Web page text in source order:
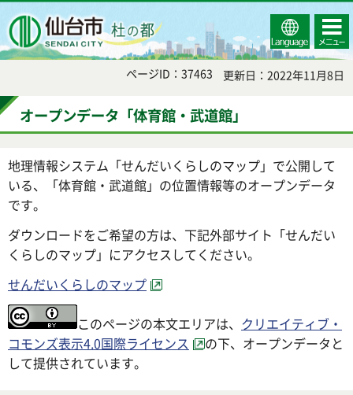
Select
Language
コンテ
ンツメ
ニュー
ページID：37463 更新日：2022年11月8日
オープンデータ「体育館・武道館」
地理情報システム「せんだいくらしのマップ」で公開して
いる、「体育館・武道館」の位置情報等のオープンデータ
です。
ダウンロードをご希望の方は、下記外部サイト「せんだい
くらしのマップ」にアクセスしてください。
せんだいくらしのマップ
このページの本文エリアは、 クリエイティブ・
コモンズ表示4.0国際ライセンス
の下、オープンデータと
して提供されています。